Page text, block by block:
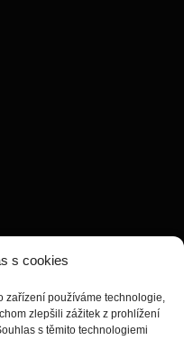
s cookies
zařízení používáme technologie,
zlepšili zážitek z prohlížení
s těmito technologiemi